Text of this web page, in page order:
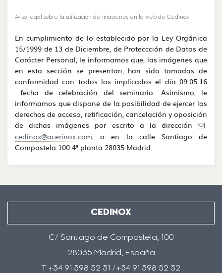
Aviso legal sobre la utilización de imágenes en la web de Cedinox
En cumplimiento de lo establecido por la Ley Orgánica
15/1999 de 13 de Diciembre, de Proteccción de Datos de
Carácter Personal, le informamos que, las imágenes que
en esta sección se presentan, han sido tomadas de
conformidad con todos los implicados el día 09.05.16
fecha de celebración del seminario. Asimismo, le
informamos que dispone de la posibilidad de ejercer los
derechos de acceso, retificación, cancelación y oposición
de dichas imágenes por escrito a la dirección
cedinox@acerinox.com , o en la calle Santiago de
Compostela 100 4ª planta 28035 Madrid.
CEDINOX
C/ Santiago de Compostela, 100
28035 Madrid, España
T +34 91 398 52 31 /+34 91 398 52 32